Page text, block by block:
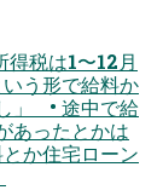
税は1〜12月
う形で給料か
」 • 途中で給
あったとかは
か住宅ローン